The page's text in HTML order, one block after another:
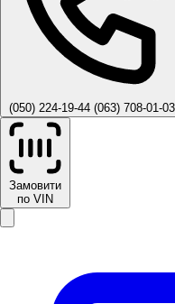
(050) 224-19-44 (063) 708-01-03
Замовити
по VIN